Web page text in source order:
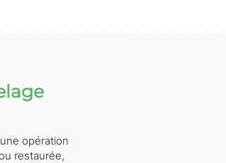
opération
restaurée,